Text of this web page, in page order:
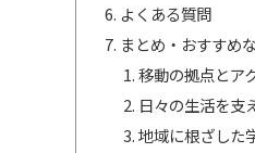
よくある質問
まとめ・おすすめ
移動の拠点とア
日々の生活を支
地域に根ざした